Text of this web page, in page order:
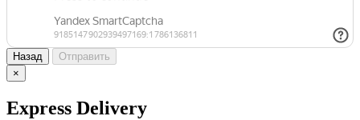
Назад
Отправить
×
Express Delivery